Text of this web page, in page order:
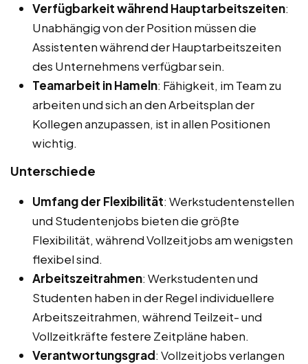
Verfügbarkeit während Hauptarbeitszeiten:
Unabhängig von der Position müssen die
Assistenten während der Hauptarbeitszeiten
des Unternehmens verfügbar sein.
Teamarbeit in Hameln: Fähigkeit, im Team zu
arbeiten und sich an den Arbeitsplan der
Kollegen anzupassen, ist in allen Positionen
wichtig.
Unterschiede
Umfang der Flexibilität: Werkstudentenstellen
und Studentenjobs bieten die größte
Flexibilität, während Vollzeitjobs am wenigsten
flexibel sind.
Arbeitszeitrahmen: Werkstudenten und
Studenten haben in der Regel individuellere
Arbeitszeitrahmen, während Teilzeit- und
Vollzeitkräfte festere Zeitpläne haben.
Verantwortungsgrad: Vollzeitjobs verlangen